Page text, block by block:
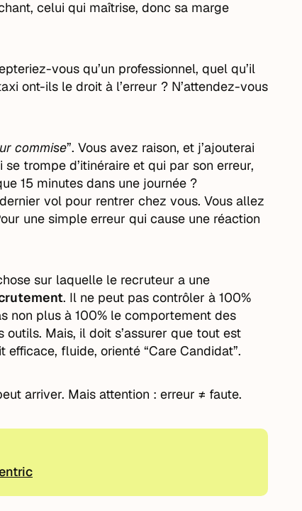
celui qui maîtrise, donc sa marge
vous qu’un professionnel, quel qu’il
ont-ils le droit à l’erreur ? N’attendez-vous
commise”. Vous avez raison, et j’ajouterai
trompe d’itinéraire et qui par son erreur,
15 minutes dans une journée ?
vol pour rentrer chez vous. Vous allez
une simple erreur qui cause une réaction
sur laquelle le recruteur a une
. Il ne peut pas contrôler à 100%
non plus à 100% le comportement des
Mais, il doit s’assurer que tout est
fluide, orienté “Care Candidat”.
arriver. Mais attention : erreur ≠ faute.